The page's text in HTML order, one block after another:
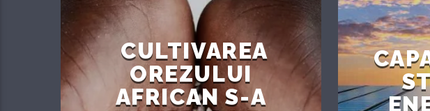
CULTIVAREA
OREZULUI
AFRICAN S-A